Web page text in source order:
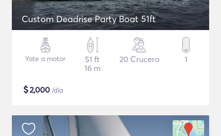
Custom Deadrise Party Boat 51ft
Yate a motor
51 ft
16 m
20 Crucero 1
$2,000 /día